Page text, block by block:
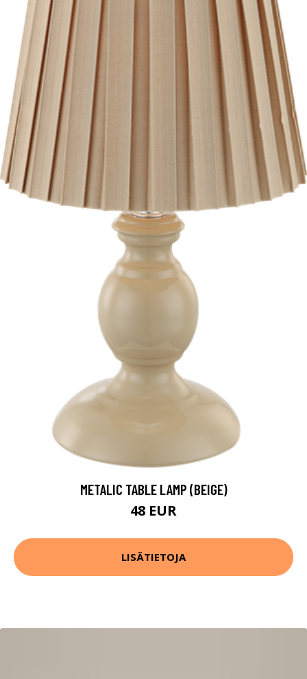
METALIC TABLE LAMP (BEIGE)
48 EUR
LISÄTIETOJA